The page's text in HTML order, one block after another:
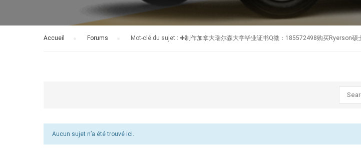
Accueil Forums Mot-clé du sujet : ✚制作加拿大瑞尔森大学毕业证书Q微：185572498购买Ryerson
Aucun sujet n’a été trouvé ici.